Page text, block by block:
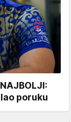
poruku